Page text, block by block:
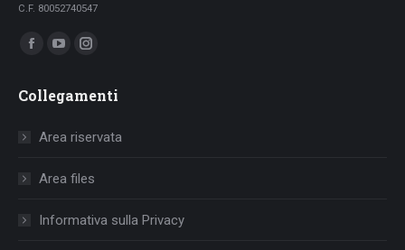
C.F. 80052740547
Ci puoi trovare su:
Facebook
opens
window
YouTube
opens
window
Instagram
opens
Collegamenti
Area riservata
Area files
Informativa sulla Privacy